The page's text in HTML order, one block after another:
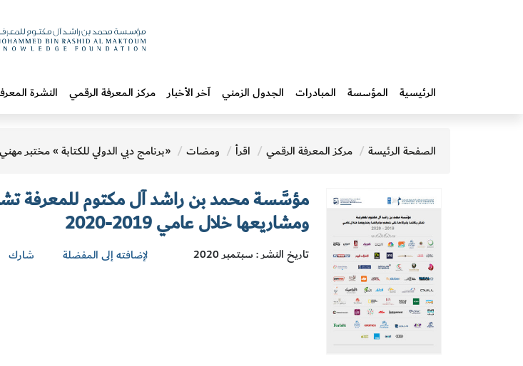
الرئيسية المؤسسة المبادرات‎ الجدول الزمني آخر الأخبار مركز المعرفة الرقمي النشرة
الصفحة الرئيسة مركز المعرفة الرقمي اقرأ ومضات «برنامج دبي الدولي للكتابة » مختبر
مؤسَّسة محمد بن راشد آل مكتوم للمعرفة
ومشاريعها خلال عامي 2019-2020
تاريخ النشر : سبتمبر 2020 لإضافته إلى المفضلة شارك